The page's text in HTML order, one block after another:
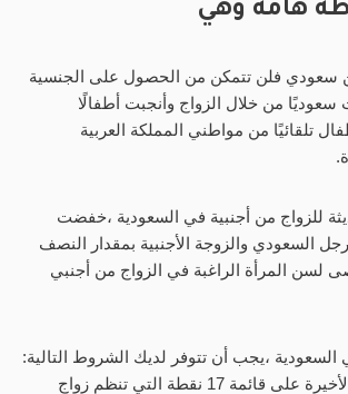
هامة وهي
سعودي فلن تتمكن من الحصول على الجنسية
سعوديًا من خلال الزواج وأنجبت أطفالًا
تلقائيًا من مواطني المملكة العربية
للزواج من أجنبية في السعودية ،خفضت
السعودي والزوجة الأجنبية بمقدار النصف
لسن المرأة الراغبة في الزواج من أجنبي
السعودية ،يجب أن تتوفر لديك الشروط التالية:
وبموجب التعديلات الأخيرة على قائمة 17 نقطة التي تنظم زواج